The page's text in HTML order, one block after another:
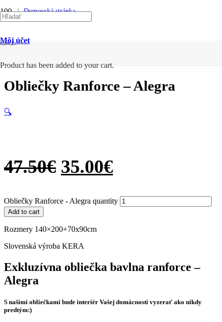
Môj účet
Product has been added to your cart.
Domovská stránka
/
Obliečky Ranforce
Obliečky Ranforce – Alegra
Obliečky Ranforce – Alegra
🔍
47.50€ 35.00€
Obliečky Ranforce - Alegra quantity
Add to cart
Rozmery 140×200+70x90cm
Slovenská výroba KERA
Exkluzívna obliečka bavlna ranforce –
Alegra
S našimi obliečkami bude interiér Vašej domácnosti vyzerať ako nikdy
predtým:)